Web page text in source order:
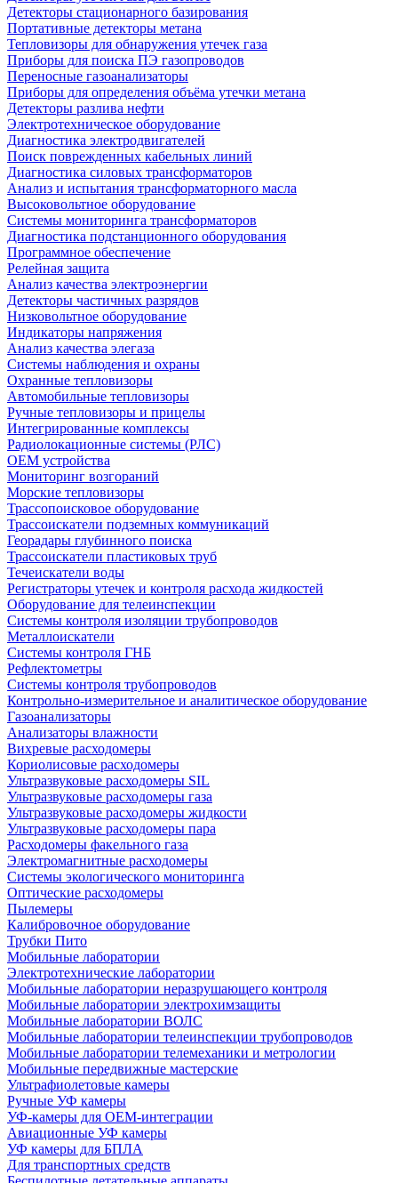
Детекторы стационарного базирования
Портативные детекторы метана
Тепловизоры для обнаружения утечек газа
Приборы для поиска ПЭ газопроводов
Переносные газоанализаторы
Приборы для определения объёма утечки метана
Детекторы разлива нефти
Электротехническое оборудование
Диагностика электродвигателей
Поиск поврежденных кабельных линий
Диагностика силовых трансформаторов
Анализ и испытания трансформаторного масла
Высоковольтное оборудование
Системы мониторинга трансформаторов
Диагностика подстанционного оборудования
Программное обеспечение
Релейная защита
Анализ качества электроэнергии
Детекторы частичных разрядов
Низковольтное оборудование
Индикаторы напряжения
Анализ качества элегаза
Системы наблюдения и охраны
Охранные тепловизоры
Автомобильные тепловизоры
Ручные тепловизоры и прицелы
Интегрированные комплексы
Радиолокационные системы (РЛС)
OEM устройства
Мониторинг возгораний
Морские тепловизоры
Трассопоисковое оборудование
Трассоискатели подземных коммуникаций
Георадары глубинного поиска
Трассоискатели пластиковых труб
Течеискатели воды
Регистраторы утечек и контроля расхода жидкостей
Оборудование для телеинспекции
Cистемы контроля изоляции трубопроводов
Металлоискатели
Системы контроля ГНБ
Рефлектометры
Системы контроля трубопроводов
Контрольно-измерительное и аналитическое оборудование
Газоанализаторы
Анализаторы влажности
Вихревые расходомеры
Кориолисовые расходомеры
Ультразвуковые расходомеры SIL
Ультразвуковые расходомеры газа
Ультразвуковые расходомеры жидкости
Ультразвуковые расходомеры пара
Расходомеры факельного газа
Электромагнитные расходомеры
Системы экологического мониторинга
Оптические расходомеры
Пылемеры
Калибровочное оборудование
Трубки Пито
Мобильные лаборатории
Электротехнические лаборатории
Мобильные лаборатории неразрушающего контроля
Мобильные лаборатории электрохимзащиты
Мобильные лаборатории ВОЛС
Мобильные лаборатории телеинспекции трубопроводов
Мобильные лаборатории телемеханики и метрологии
Мобильные передвижные мастерские
Ультрафиолетовые камеры
Ручные УФ камеры
УФ-камеры для OEM-интеграции
Авиационные УФ камеры
УФ камеры для БПЛА
Для транспортных средств